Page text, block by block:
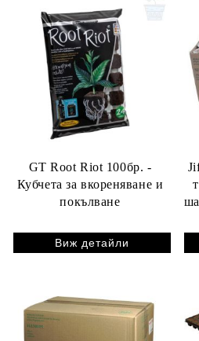
GT Root Riot 100бр. -
Кубчета за вкореняване и
покълване
Виж детайли